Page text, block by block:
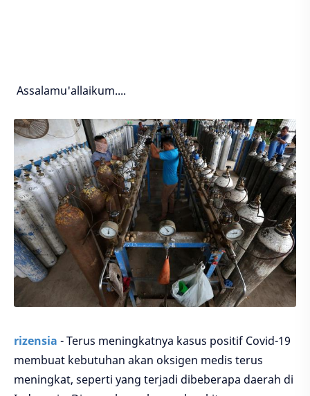
Assalamu'allaikum....
rizensia - Terus meningkatnya kasus positif Covid-19
membuat kebutuhan akan oksigen medis terus
meningkat, seperti yang terjadi dibeberapa daerah di